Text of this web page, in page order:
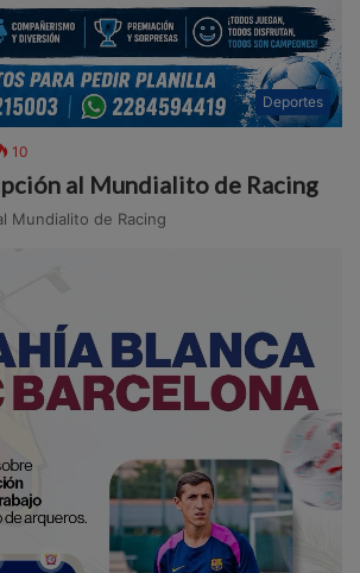
Deportes
10
al Mundialito de Racing
Mundialito de Racing